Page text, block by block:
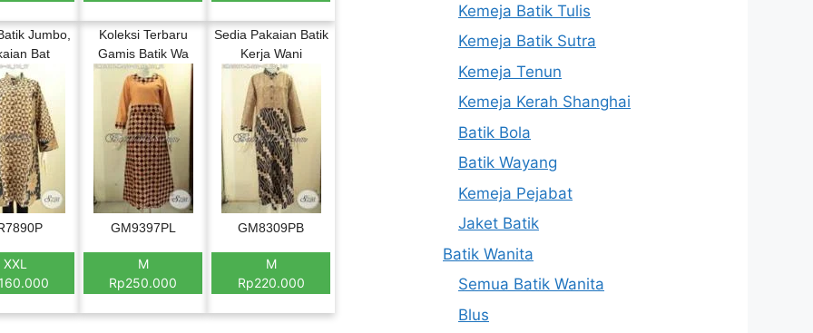
Jumbo,
Bat
XXL
Koleksi Terbaru
Gamis Batik Wa
GM9397PL
M
Rp250.000
Sedia Pakaian Batik
Kerja Wani
GM8309PB
M
Rp220.000
Kemeja Batik Tulis
Kemeja Batik Sutra
Kemeja Tenun
Kemeja Kerah Shanghai
Batik Bola
Batik Wayang
Kemeja Pejabat
Jaket Batik
Batik Wanita
Semua Batik Wanita
Blus